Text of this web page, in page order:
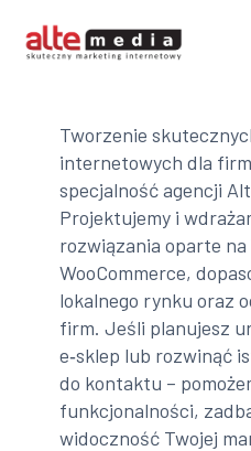
Media
Tworzenie
internetowych dla
specjalność agencji
Projektujemy i
rozwiązania oparte na
WooCommerce,
lokalnego rynku oraz
firm. Jeśli planujesz
e‑sklep lub rozwinąć
do kontaktu –
funkcjonalności,
widoczność Twojej